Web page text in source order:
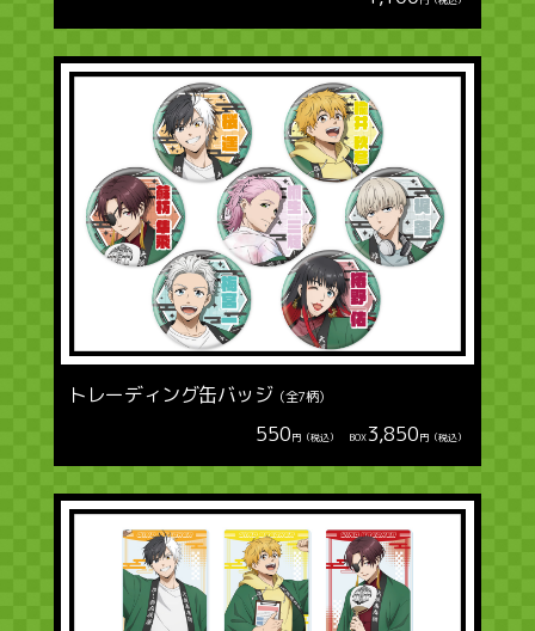
トレーディング缶バッジ （全7柄）
550円（税込） BOX3,850円（税込）